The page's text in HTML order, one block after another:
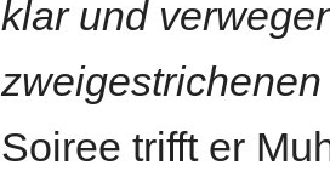
klar und
Soiree trifft er